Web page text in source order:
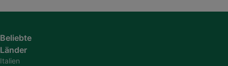
Beliebte
Länder
Italien